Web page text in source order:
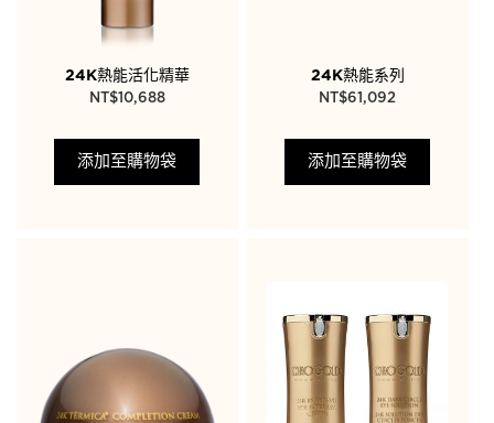
24K熱能活化精華
NT$10,688
添加至購物袋
24K熱能系列
NT$61,092
添加至購物袋